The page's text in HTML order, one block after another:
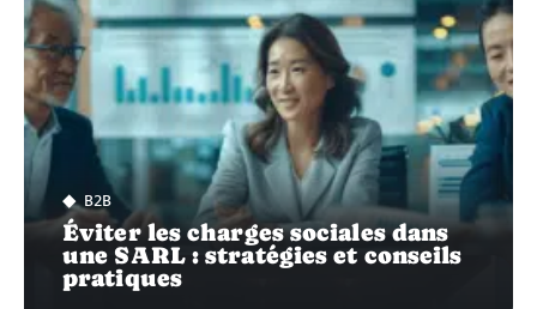
B2B
Éviter les charges sociales dans
une SARL : stratégies et conseils
pratiques